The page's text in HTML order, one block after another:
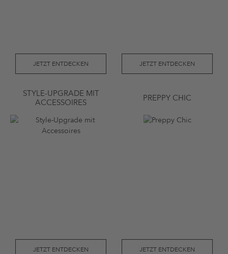
JETZT ENTDECKEN JETZT ENTDECKEN
STYLE-UPGRADE MIT
ACCESSOIRES
JETZT ENTDECKEN
PREPPY CHIC
JETZT ENTDECKEN